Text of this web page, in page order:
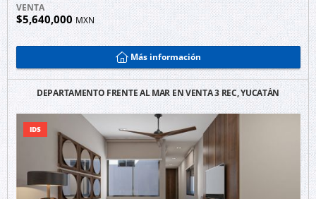
VENTA
$5,640,000MXN
Más información
DEPARTAMENTO FRENTE AL MAR EN VENTA 3 REC, YUCATÁN
IDS